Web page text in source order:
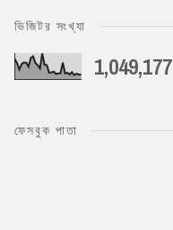
ভিজিটর সংখ্যা
1,049,177
ফেসবুক পাতা